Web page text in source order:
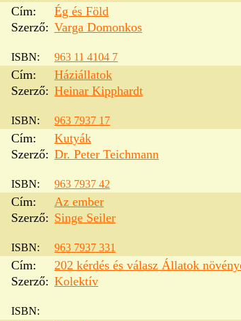
Cím:
Ég és Föld
Szerző: Varga Domonkos
ISBN:
963 11 4104 7
Cím:
Háziállatok
Szerző: Heinar Kipphardt
ISBN:
963 7937 17
Cím:
Kutyák
Szerző: Dr. Peter Teichmann
ISBN:
963 7937 42
Cím:
Az ember
Szerző: Singe Seiler
ISBN:
963 7937 331
Cím:
202 kérdés és válasz Állatok
Szerző: Kolektív
ISBN: